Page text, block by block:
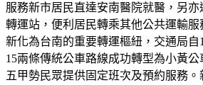
服務新市居民直達安南醫院就醫，另
轉運站，便利居民轉乘其他公共運輸服
新化為台南的重要轉運樞紐，交通局自
15兩條傳統公車路線成功轉型為小黃公
五甲勢民眾提供固定班次及預約服務